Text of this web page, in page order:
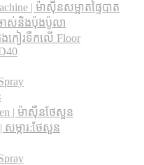
| ម៉ាស៊ីនសម្អាតផ្ទៃបាត
រាស់និងប៉ុងប៉ូលា
ងកៀរទឺកលើ Floor
| ម៉ាស៊ីនថែសួន
សម្ភារ:ថែសួន